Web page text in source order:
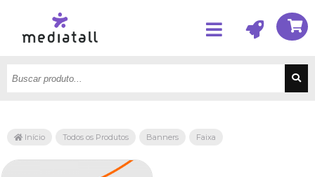
Início Todos os Produtos Banners Faixa